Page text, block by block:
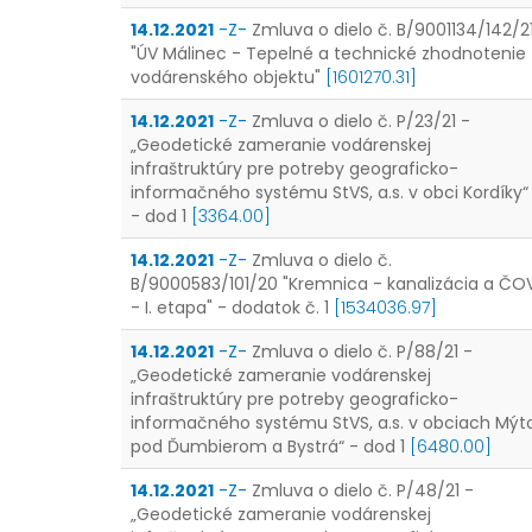
14.12.2021 -Z- Zmluva o dielo č. B/9001134/142/21
"ÚV Málinec - Tepelné a technické zhodnotenie
vodárenského objektu" [1601270.31]
14.12.2021 -Z- Zmluva o dielo č. P/23/21 -
„Geodetické zameranie vodárenskej
infraštruktúry pre potreby geograficko-
informačného systému StVS, a.s. v obci Kordíky“
- dod 1 [3364.00]
14.12.2021 -Z- Zmluva o dielo č.
B/9000583/101/20 "Kremnica - kanalizácia a
- I. etapa" - dodatok č. 1 [1534036.97]
14.12.2021 -Z- Zmluva o dielo č. P/88/21 -
„Geodetické zameranie vodárenskej
infraštruktúry pre potreby geograficko-
informačného systému StVS, a.s. v obciach
pod Ďumbierom a Bystrá“ - dod 1 [6480.00]
14.12.2021 -Z- Zmluva o dielo č. P/48/21 -
„Geodetické zameranie vodárenskej